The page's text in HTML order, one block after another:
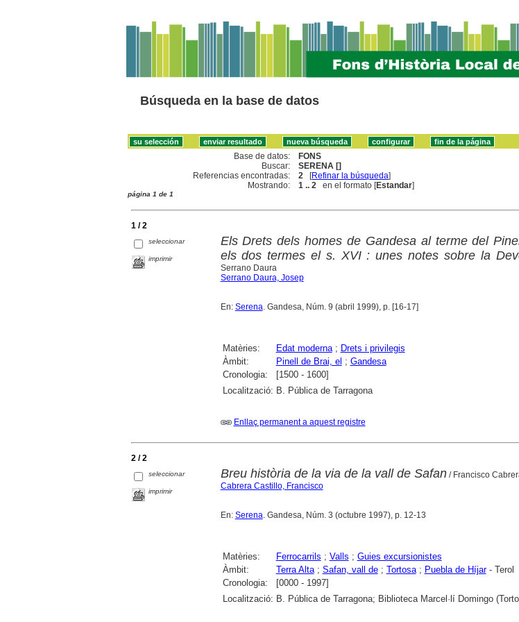
Búsqueda en la base de datos
Base de datos:
FONS
Buscar:
SERENA []
Referencias encontradas:
2 [Refinar la búsqueda]
Mostrando:
1 .. 2 en el formato [Estandar]
página 1 de 1
1 / 2
seleccionar
imprimir
Els Drets dels homes de Gandesa al terme del
els dos termes el s. XVI : unes notes sobre la
Serrano Daura
Serrano Daura, Josep
En: Serena. Gandesa, Núm. 9 (abril 1999), p. [16-17]
Matèries: Edat moderna; Drets i privilegis
Àmbit:
Pinell de Brai, el ; Gandesa
Cronologia:
[1500 - 1600]
Localització: B. Pública de Tarragona
Enllaç permanent a aquest registre
2 / 2
seleccionar
imprimir
Breu història de la via de la vall de Safan/ Francisco
Cabrera Castillo, Francisco
En: Serena. Gandesa, Núm. 3 (octubre 1997), p. 12-13
Matèries: Ferrocarrils ; Valls ; Guies excursionistes
Àmbit:
Terra Alta; Safan, vall de; Tortosa; Puebla de Híjar- Terol
Cronologia:
[0000 - 1997]
Localització: B. Pública de Tarragona; Biblioteca Marcel·lí Domingo